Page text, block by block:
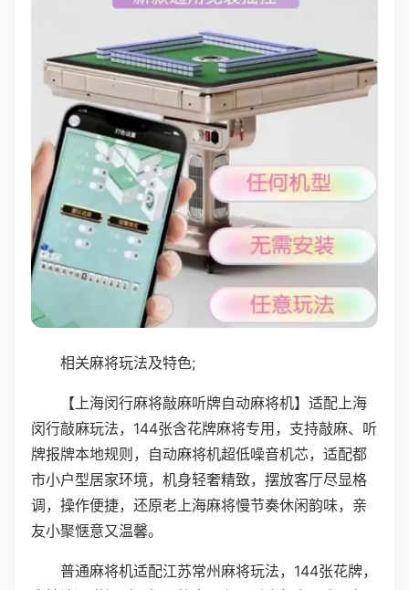
相关麻将玩法及特色;
【上海闵行麻将敲麻听牌自动麻将机】适配上海
闵行敲麻玩法，144张含花牌麻将专用，支持敲麻、听
牌报牌本地规则，自动麻将机超低噪音机芯，适配都
市小户型居家环境，机身轻奢精致，摆放客厅尽显格
调，操作便捷，还原老上海麻将慢节奏休闲韵味，亲
友小聚惬意又温馨。
普通麻将机适配江苏常州麻将玩法，144张花牌，